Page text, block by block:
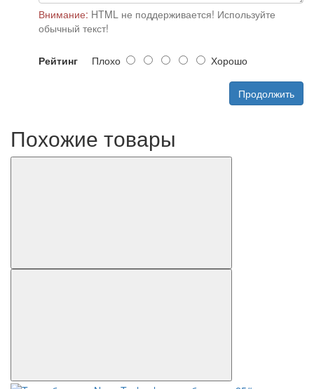
Внимание: HTML не поддерживается! Используйте
обычный текст!
Рейтинг Плохо Хорошо
Продолжить
Похожие товары